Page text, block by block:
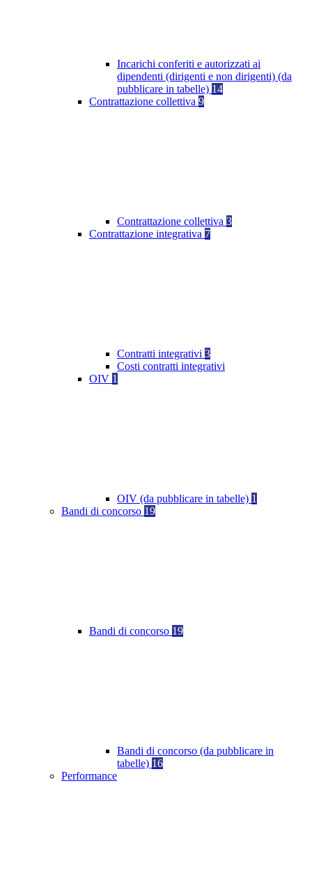
Incarichi conferiti e autorizzati ai
dipendenti (dirigenti e non dirigenti) (da
pubblicare in tabelle) 14
Contrattazione collettiva 9
Contrattazione collettiva 3
Contrattazione integrativa 7
Contratti integrativi 3
Costi contratti integrativi
OIV 1
OIV (da pubblicare in tabelle) 1
Bandi di concorso 19
Bandi di concorso 19
Bandi di concorso (da pubblicare in
tabelle) 16
Performance